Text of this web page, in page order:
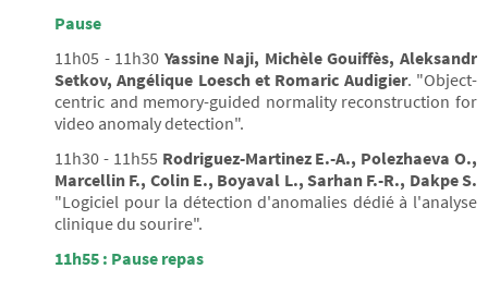
Pause
11h05 - 11h30 Yassine Naji, Michèle Gouiffès, Aleksandr
Setkov, Angélique Loesch et Romaric Audigier. "Object-
centric and memory-guided normality reconstruction for
video anomaly detection".
11h30 - 11h55 Rodriguez-Martinez E.-A., Polezhaeva O.,
Marcellin F., Colin E., Boyaval L., Sarhan F.-R., Dakpe S.
"Logiciel pour la détection d'anomalies dédié à l'analyse
clinique du sourire".
11h55 : Pause repas